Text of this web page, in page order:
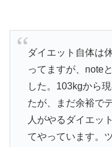
ダイエット自体は
ってますが、note
した。103kgから
たが、まだ余裕で
人がやるダイエッ
てやっています。